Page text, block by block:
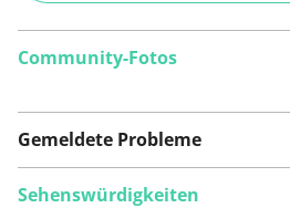
Community-Fotos
Gemeldete Probleme
Sehenswürdigkeiten